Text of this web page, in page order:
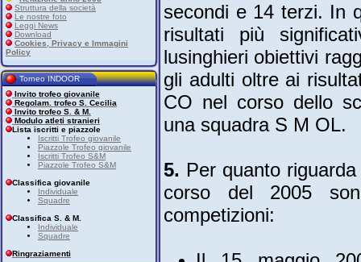
Struttura della società
Le nostre foto
Leggi News
Download
Cookies, Privacy e Immagini
Policy
Torneo INDOOR
Invito trofeo giovanile
Regolam. trofeo S. Cecilia
Invito trofeo S. & M.
Modulo atleti stranieri
Lista iscritti e piazzole
Iscritti Trofeo giovanile
Piazzole Trofeo giovanile
Iscritti Trofeo S&M
Piazzole Trofeo S&M
Classifica giovanile
Individuale
Squadre
Classifica S. & M.
Individuale
Squadre
Ringraziamenti
secondi e 14 terzi. In
risultati più
lusinghieri obiettivi
gli adulti oltre ai
CO nel corso dello
una squadra S M OL.
5. Per quanto
corso del 2005
competizioni: